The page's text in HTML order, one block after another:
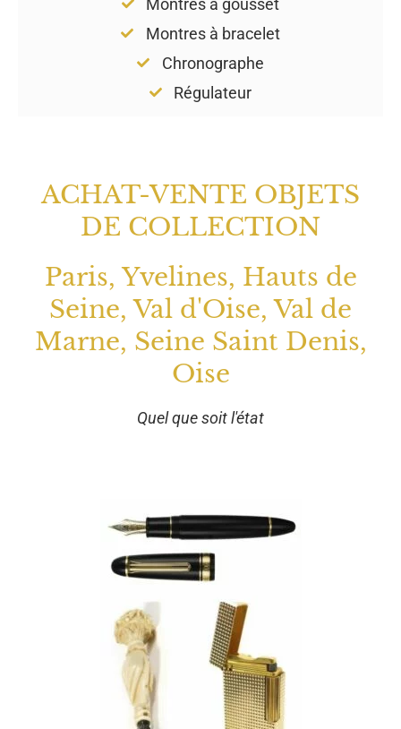
Montres à bracelet
Chronographe
Régulateur
ACHAT-VENTE OBJETS
DE COLLECTION
Paris, Yvelines, Hauts de
Seine, Val d'Oise, Val de
Marne, Seine Saint Denis,
Oise
Quel que soit l'état